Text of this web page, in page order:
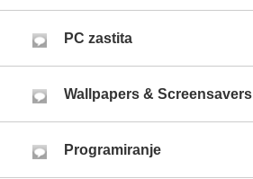
PC zastita
Wallpapers & Screensavers
Programiranje